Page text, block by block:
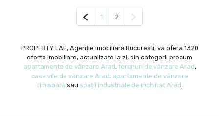
Pagina anterioară
1 2
PROPERTY LAB, Agenție imobiliară Bucuresti, va ofera 1320
oferte imobiliare, actualizate la zi, din categorii precum
apartamente de vânzare Arad, terenuri de vânzare Arad,
case vile de vânzare Arad, apartamente de vânzare
Timisoara sau spații industriale de închiriat Arad